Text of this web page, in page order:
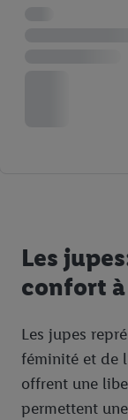
Les
confort
Les jupes
féminité et de
offrent une
permettent